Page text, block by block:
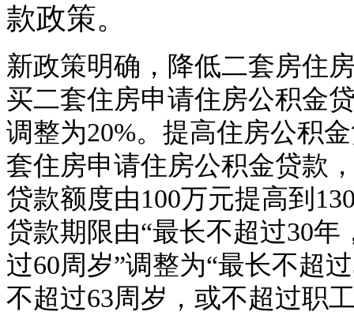
款政策。
新政策明确，降低二套房住
买二套住房申请住房公积金
调整为20%。提高住房公积
套住房申请住房公积金贷款
贷款额度由100万元提高到
贷款期限由“最长不超过30
过60周岁”调整为“最长不超
不超过63周岁，或不超过职